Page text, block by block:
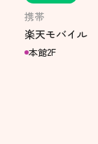
携帯
楽天モバイル
本館2F